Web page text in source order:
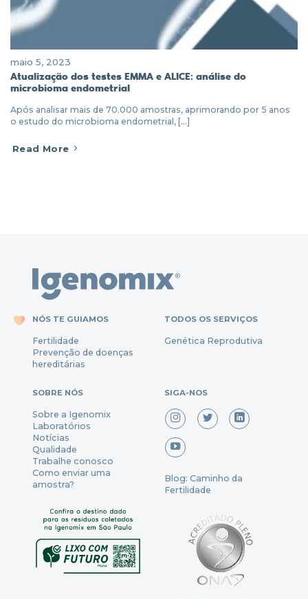
maio 5, 2023
Atualização dos testes EMMA e ALICE: análise do
microbioma endometrial
Após analisar mais de 70.000 amostras, aprimorando por 5 anos
o estudo do microbioma endometrial, [...]
Read More
NÓS TE GUIAMOS
Fertilidade
Prevenção dedoenças
hereditárias
TODOS OS SERVIÇOS
Genética Reprodutiva
SOBRE NÓS
Sobre a Igenomix
Laboratórios
Notícias
Qualidade
Trabalhe conosco
Como enviar uma
amostra?
SIGA-NOS
Blog: Caminho da
Fertilidade